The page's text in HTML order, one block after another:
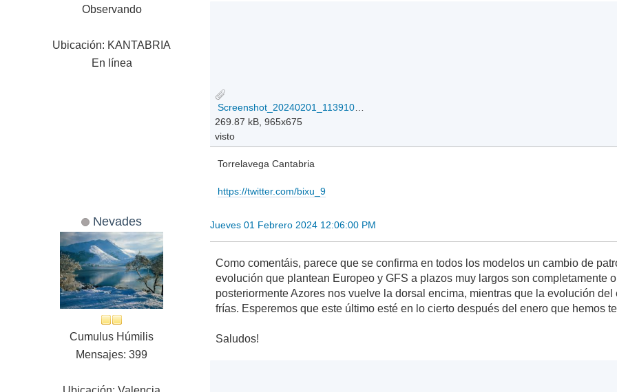
Observando
Ubicación: KANTABRIA
En línea
Screenshot_20240201_113910_Chrome.jpg
269.87 kB, 965x675
visto
Torrelavega Cantabria
https://twitter.com/bixu_9
Nevades
Cumulus Húmilis
Mensajes: 399
Jueves 01 Febrero 2024 12:06:00 PM
Como comentáis, parece que se confirma en todos los modelos un cambio de
evolución que plantean Europeo y GFS a plazos muy largos son completamente
posteriormente Azores nos vuelve la dorsal encima, mientras que la evolución
frías. Esperemos que este último esté en lo cierto después del enero que hemos
Saludos!